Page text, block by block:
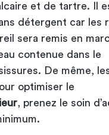
et de tartre. Il
détergent car les
sera remis en
contenue dans le
De même,
optimiser le
, prenez le soin